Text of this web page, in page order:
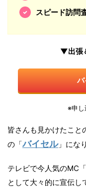
スピード訪問
▼出張
※申し
皆さんも見かけたこと
の「バイセル」にな
テレビで今人気のMC
として大々的に宣伝し